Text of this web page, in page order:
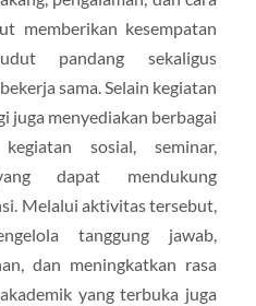
memberikan kesempatan
pandang sekaligus
sama. Selain kegiatan
juga menyediakan berbagai
sosial, seminar,
dapat mendukung
Melalui aktivitas tersebut,
tanggung jawab,
dan meningkatkan rasa
yang terbuka juga